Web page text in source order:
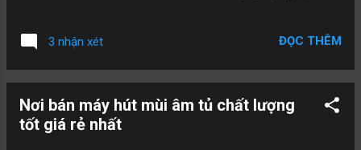
thuật: Công suất hút: 750 m3/h Đèn Led tiết
kiệm điện năng Ống thoát 150mm Độ ổn <
48Db Lưới lọc mỡ bằng Inox thanh dễ dàng
phẩm giá tốt nhất:
https://nicekitchen.com.vn/may-hut-mui-am-
3 nhận xét ĐỌC THÊM
Nơi bán máy hút mùi âm tủ chất lượng
tốt giá rẻ nhất